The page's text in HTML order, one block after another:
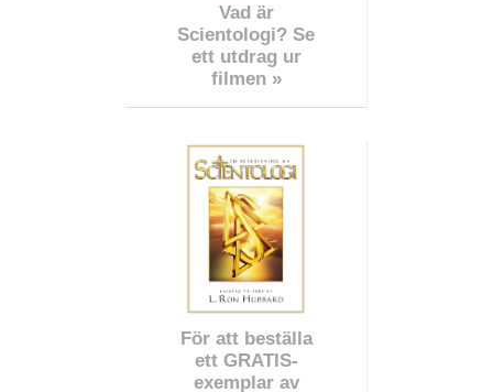
Vad är
Scientologi? Se
ett utdrag ur
filmen »
För att beställa
ett GRATIS-
exemplar av